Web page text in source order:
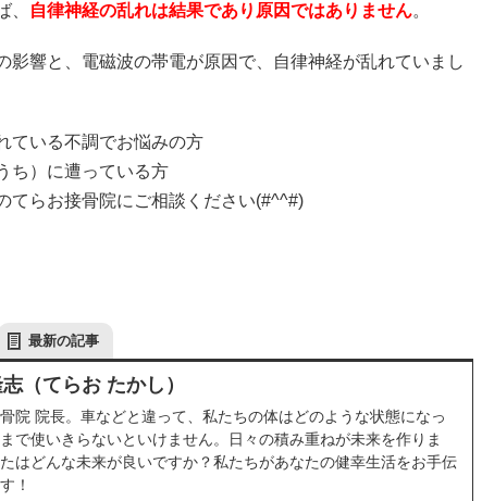
、
自律神経の乱れは結果であり原因ではありません。
影響と、電磁波の帯電が原因で、自律神経が乱れていまし
ている不調でお悩みの方
ち）に遭っている方
てらお接骨院にご相談ください(#^^#)
最新の記事
（てらお たかし）
院 院長。車などと違って、私たちの体はどのような状態になっ
で使いきらないといけません。日々の積み重ねが未来を作りま
はどんな未来が良いですか？私たちがあなたの健幸生活をお手伝
！